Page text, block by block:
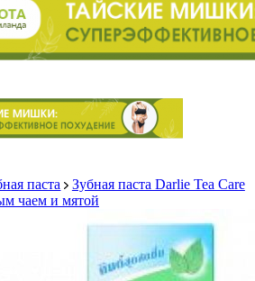
паста
Зубная паста Darlie Tea Care
чаем и мятой